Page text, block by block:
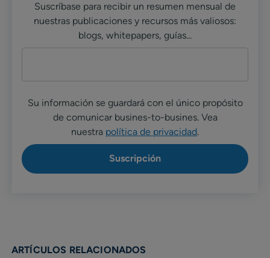
Suscríbase para recibir un resumen mensual de
nuestras publicaciones y recursos más valiosos:
blogs, whitepapers, guías...
Su información se guardará con el único propósito
de comunicar busines-to-busines. Vea
nuestra política de privacidad.
ARTÍCULOS RELACIONADOS